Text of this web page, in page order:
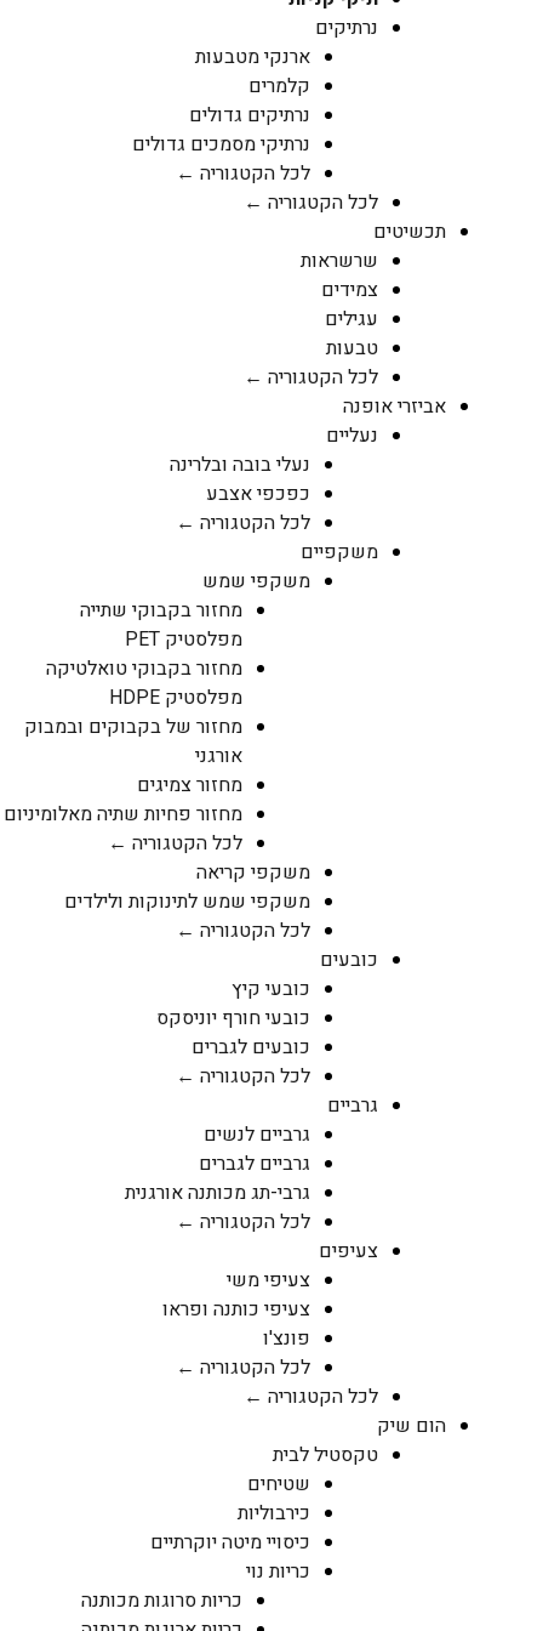
נרתיקים
ארנקי מטבעות
קלמרים
נרתיקים גדולים
נרתיקי מסמכים גדולים
לכל הקטגוריה ←
לכל הקטגוריה ←
תכשיטים
שרשראות
צמידים
עגילים
טבעות
לכל הקטגוריה ←
אביזרי אופנה
נעליים
נעלי בובה ובלרינה
כפכפי אצבע
לכל הקטגוריה ←
משקפיים
משקפי שמש
מחזור בקבוקי שתייה
מפלסטיק PET
מחזור בקבוקי טואלטיקה
מפלסטיק HDPE
מחזור של בקבוקים ובמבוק
אורגני
מחזור צמיגים
מחזור פחיות שתיה מאלומיניום
לכל הקטגוריה ←
משקפי קריאה
משקפי שמש לתינוקות ולילדים
לכל הקטגוריה ←
כובעים
כובעי קיץ
כובעי חורף יוניסקס
כובעים לגברים
לכל הקטגוריה ←
גרביים
גרביים לנשים
גרביים לגברים
גרבי-תג מכותנה אורגנית
לכל הקטגוריה ←
צעיפים
צעיפי משי
צעיפי כותנה ופראו
פונצ'ו
לכל הקטגוריה ←
לכל הקטגוריה ←
הום שיק
טקסטיל לבית
שטיחים
כירבוליות
כיסויי מיטה יוקרתיים
כריות נוי
כריות סרוגות מכותנה